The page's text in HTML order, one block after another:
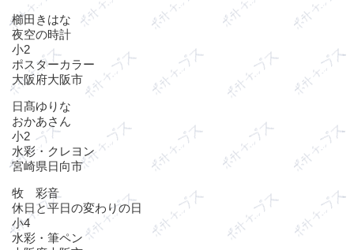
櫛田きはな
夜空の時計
小2
ポスターカラー
大阪府大阪市
日髙ゆりな
おかあさん
小2
水彩・クレヨン
宮崎県日向市
牧 彩音
休日と平日の変わりの日
小4
水彩・筆ペン